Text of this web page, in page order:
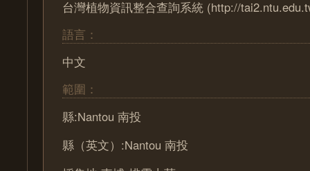
台灣植物資訊整合查詢系統 (http://
語言：
中文
範圍：
縣:Nantou 南投
縣（英文）:Nantou 南投